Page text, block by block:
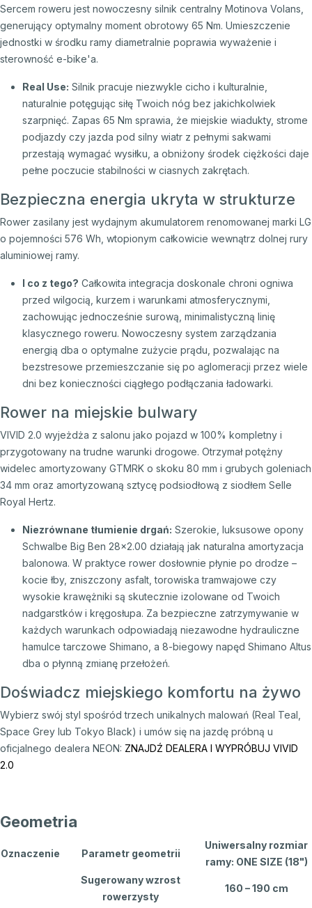
Sercem roweru jest nowoczesny silnik centralny Motinova Volans,
generujący optymalny moment obrotowy 65 Nm. Umieszczenie
jednostki w środku ramy diametralnie poprawia wyważenie i
sterowność e-bike'a.
Real Use: Silnik pracuje niezwykle cicho i kulturalnie,
naturalnie potęgując siłę Twoich nóg bez jakichkolwiek
szarpnięć. Zapas 65 Nm sprawia, że miejskie wiadukty, strome
podjazdy czy jazda pod silny wiatr z pełnymi sakwami
przestają wymagać wysiłku, a obniżony środek ciężkości daje
pełne poczucie stabilności w ciasnych zakrętach.
Bezpieczna energia ukryta w strukturze
Rower zasilany jest wydajnym akumulatorem renomowanej marki LG
o pojemności 576 Wh, wtopionym całkowicie wewnątrz dolnej rury
aluminiowej ramy.
I co z tego? Całkowita integracja doskonale chroni ogniwa
przed wilgocią, kurzem i warunkami atmosferycznymi,
zachowując jednocześnie surową, minimalistyczną linię
klasycznego roweru. Nowoczesny system zarządzania
energią dba o optymalne zużycie prądu, pozwalając na
bezstresowe przemieszczanie się po aglomeracji przez wiele
dni bez konieczności ciągłego podłączania ładowarki.
Rower na miejskie bulwary
VIVID 2.0 wyjeżdża z salonu jako pojazd w 100% kompletny i
przygotowany na trudne warunki drogowe. Otrzymał potężny
widelec amortyzowany GTMRK o skoku 80 mm i grubych goleniach
34 mm oraz amortyzowaną sztycę podsiodłową z siodłem Selle
Royal Hertz.
Niezrównane tłumienie drgań: Szerokie, luksusowe opony
Schwalbe Big Ben 28x2.00 działają jak naturalna amortyzacja
balonowa. W praktyce rower dosłownie płynie po drodze –
kocie łby, zniszczony asfalt, torowiska tramwajowe czy
wysokie krawężniki są skutecznie izolowane od Twoich
nadgarstków i kręgosłupa. Za bezpieczne zatrzymywanie w
każdych warunkach odpowiadają niezawodne hydrauliczne
hamulce tarczowe Shimano, a 8-biegowy napęd Shimano Altus
dba o płynną zmianę przełożeń.
Doświadcz miejskiego komfortu na żywo
Wybierz swój styl spośród trzech unikalnych malowań (Real Teal,
Space Grey lub Tokyo Black) i umów się na jazdę próbną u
oficjalnego dealera NEON: ZNAJDŹ DEALERA I WYPRÓBUJ VIVID
2.0
Geometria
Oznaczenie Parametr geometrii
Uniwersalny rozmiar
ramy: ONE SIZE (18")
Sugerowany wzrost
rowerzysty
160 – 190 cm